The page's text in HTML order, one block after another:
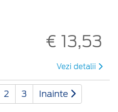
€ 13,53
Vezi detalii
2 3 Inainte